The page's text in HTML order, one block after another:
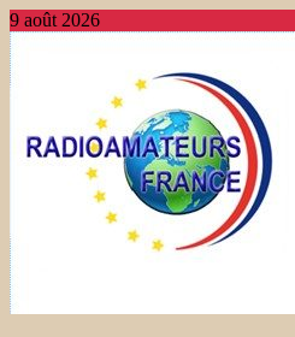
9 août 2026